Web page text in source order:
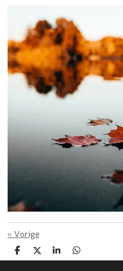
« Vorige
D
e
D
e
S
h
D
e